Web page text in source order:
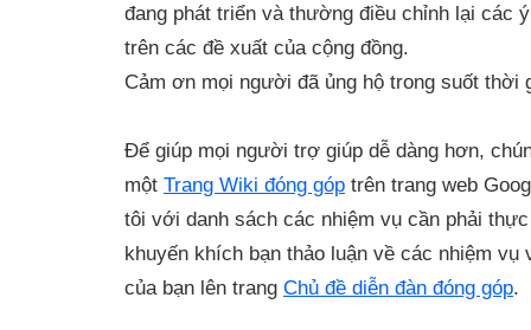
đang phát triển và thường điều chỉnh lại các
trên các đề xuất của cộng đồng.
Cảm ơn mọi người đã ủng hộ trong suốt thời
Để giúp mọi người trợ giúp dễ dàng hơn,
một Trang Wiki đóng góp trên trang web
tôi với danh sách các nhiệm vụ cần phải
khuyến khích bạn thảo luận về các nhiệm vụ
của bạn lên trang Chủ đề diễn đàn đóng góp.